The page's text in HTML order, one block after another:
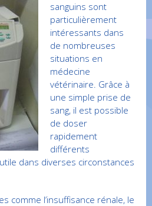
sanguins sont
particulièrement
intéressants dans
de nombreuses
situations en
médecine
vétérinaire. Grâce à
une simple prise de
sang, il est possible
de doser
rapidement
différents
dans diverses circonstances
comme l’insuffisance rénale, le